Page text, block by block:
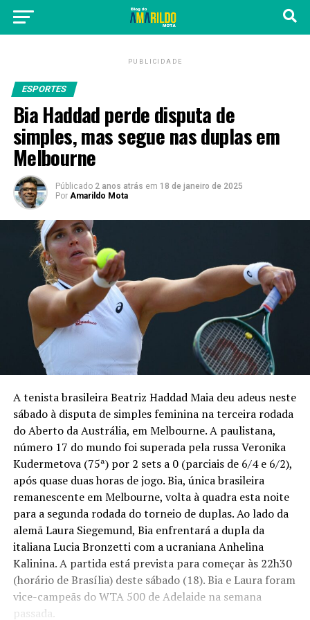
PUBLICIDADE
ESPORTES
Bia Haddad perde disputa de
simples, mas segue nas duplas em
Melbourne
Públicado 2 anos atrás em 18 de janeiro de 2025
Por Amarildo Mota
A tenista brasileira Beatriz Haddad Maia deu adeus neste
sábado à disputa de simples feminina na terceira rodada
do Aberto da Austrália, em Melbourne. A paulistana,
número 17 do mundo foi superada pela russa Veronika
Kudermetova (75ª) por 2 sets a 0 (parciais de 6/4 e 6/2),
após quase duas horas de jogo. Bia, única brasileira
remanescente em Melbourne, volta à quadra esta noite
para a segunda rodada do torneio de duplas. Ao lado da
alemã Laura Siegemund, Bia enfrentará a dupla da
italiana Lucia Bronzetti com a ucraniana Anhelina
Kalinina. A partida está prevista para começar às 22h30
(horário de Brasília) deste sábado (18). Bia e Laura foram
vice-campeãs do WTA 500 de Adelaide na semana
passada.